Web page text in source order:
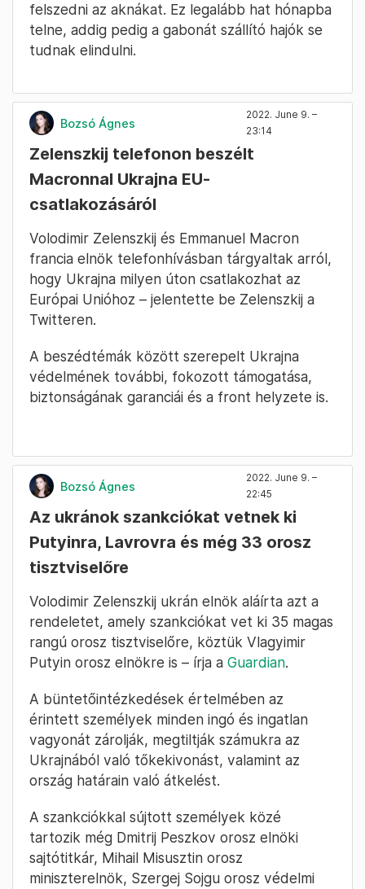
felszedni az aknákat. Ez legalább hat hónapba
telne, addig pedig a gabonát szállító hajók se
tudnak elindulni.
Bozsó Ágnes
2022. June 9. –
23:14
Zelenszkij telefonon beszélt
Macronnal Ukrajna EU-
csatlakozásáról
Volodimir Zelenszkij és Emmanuel Macron
francia elnök telefonhívásban tárgyaltak arról,
hogy Ukrajna milyen úton csatlakozhat az
Európai Unióhoz – jelentette be Zelenszkij a
Twitteren.
A beszédtémák között szerepelt Ukrajna
védelmének további, fokozott támogatása,
biztonságának garanciái és a front helyzete is.
Bozsó Ágnes
2022. June 9. –
22:45
Az ukránok szankciókat vetnek ki
Putyinra, Lavrovra és még 33 orosz
tisztviselőre
Volodimir Zelenszkij ukrán elnök aláírta azt a
rendeletet, amely szankciókat vet ki 35 magas
rangú orosz tisztviselőre, köztük Vlagyimir
Putyin orosz elnökre is – írja a Guardian.
A büntetőintézkedések értelmében az
érintett személyek minden ingó és ingatlan
vagyonát zárolják, megtiltják számukra az
Ukrajnából való tőkekivonást, valamint az
ország határain való átkelést.
A szankciókkal sújtott személyek közé
tartozik még Dmitrij Peszkov orosz elnöki
sajtótitkár, Mihail Misusztin orosz
miniszterelnök, Szergej Sojgu orosz védelmi